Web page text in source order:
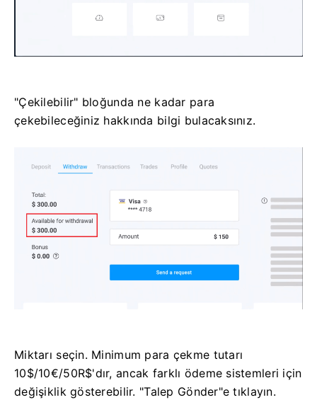
"Çekilebilir" bloğunda ne kadar para
çekebileceğiniz hakkında bilgi bulacaksınız.
Miktarı seçin. Minimum para çekme tutarı
10$/10€/50R$'dır, ancak farklı ödeme sistemleri için
değişiklik gösterebilir. "Talep Gönder"e tıklayın.